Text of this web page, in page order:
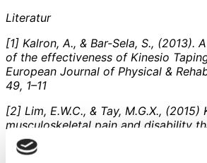
Literatur
[1] Kalron, A., & Bar-Sela, S., (2013).
of the effectiveness of Kinesio
European Journal of Physical &
49, 1–11
[2] Lim, E.W.C., & Tay, M.G.X.,
musculoskeletal pain and disability
than 4 weeks: is it time to peel off
out with the sweat? A systematic